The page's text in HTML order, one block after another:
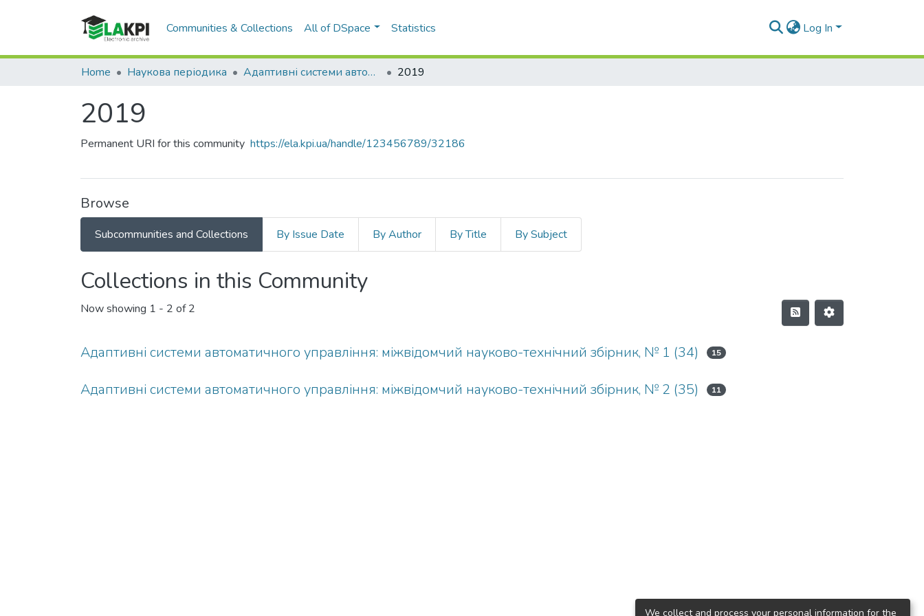
Communities & Collections All of DSpace Statistics Log In
Home Наукова періодика Адаптивні системи автоматичного управління 2019
2019
Permanent URI for this community https://ela.kpi.ua/handle/123456789/32186
Browse
Subcommunities and Collections By Issue Date By Author By Title By Subject
Collections in this Community
Now showing 1 - 2 of 2
Адаптивні системи автоматичного управління: міжвідомчий науково-технічний збірник, № 1 (34) 15
Адаптивні системи автоматичного управління: міжвідомчий науково-технічний збірник, № 2 (35) 11
We collect and process your personal information for the